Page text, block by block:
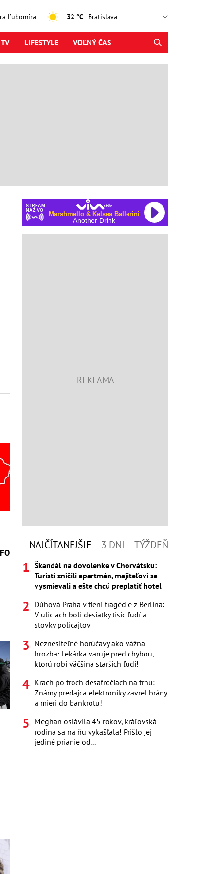
Ľubomíra 32 °C
LIFESTYLE VOĽNÝ ČAS
STREAM
NAŽIVO
Marshmello & Kelsea Ballerini
Another Drink
NAJČÍTANEJŠIE 3 DNI TÝŽDEŇ
Škandál na dovolenke v Chorvátsku:
Turisti zničili apartmán, majiteľovi sa
vysmievali a ešte chcú preplatiť hotel
Dúhová Praha v tieni tragédie z Berlína:
V uliciach boli desiatky tisíc ľudí a
stovky policajtov
Neznesiteľné horúčavy ako vážna
hrozba: Lekárka varuje pred chybou,
ktorú robí väčšina starších ľudí!
Krach po troch desaťročiach na trhu:
Známy predajca elektroniky zavrel brány
a mieri do bankrotu!
Meghan oslávila 45 rokov, kráľovská
rodina sa na ňu vykašľala! Prišlo jej
jediné prianie od...